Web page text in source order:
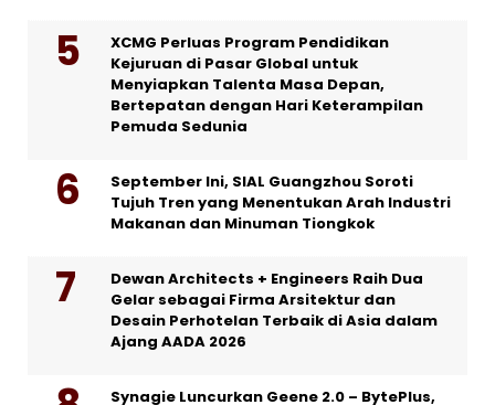
XCMG Perluas Program Pendidikan
Kejuruan di Pasar Global untuk
Menyiapkan Talenta Masa Depan,
Bertepatan dengan Hari Keterampilan
Pemuda Sedunia
September Ini, SIAL Guangzhou Soroti
Tujuh Tren yang Menentukan Arah Industri
Makanan dan Minuman Tiongkok
Dewan Architects + Engineers Raih Dua
Gelar sebagai Firma Arsitektur dan
Desain Perhotelan Terbaik di Asia dalam
Ajang AADA 2026
Synagie Luncurkan Geene 2.0 – BytePlus,